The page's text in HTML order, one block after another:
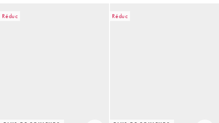
Réduc Réduc